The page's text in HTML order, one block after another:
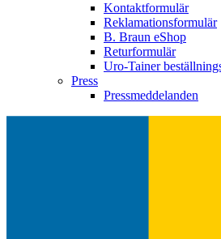
Kontaktformulär
Reklamationsformulär
B. Braun eShop
Returformulär
Uro-Tainer
Press
Pressmeddelanden